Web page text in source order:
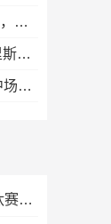
记者：巴萨准备加快与曼城的谈判进程，曼城仍希望留住罗德里
意天空：亚特兰大2000万欧求购T·克里斯滕森 乌迪内斯要价2500万
罗马诺：考文垂3000万欧签下北西兰中场伊伦基，球员已通过体检
08月04日佛山西甲足球联赛32强淘汰赛藝品高國際VS湛江狂狼·粵辉能源全场录像